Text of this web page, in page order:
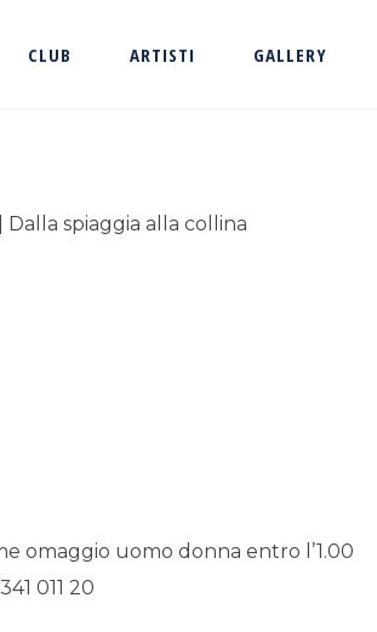
CLUB ARTISTI GALLERY
spiaggia alla collina
omaggio uomo donna entro l’1.00
011 20